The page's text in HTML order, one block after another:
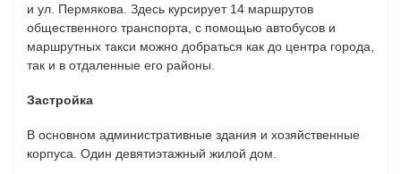
и ул. Пермякова. Здесь курсирует 14 маршрутов
общественного транспорта, с помощью автобусов и
маршрутных такси можно добраться как до центра города,
так и в отдаленные его районы.
Застройка
В основном административные здания и хозяйственные
корпуса. Один девятиэтажный жилой дом.